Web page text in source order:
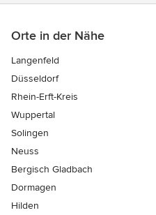
Orte in der Nähe
Langenfeld
Düsseldorf
Rhein-Erft-Kreis
Wuppertal
Solingen
Neuss
Bergisch Gladbach
Dormagen
Hilden